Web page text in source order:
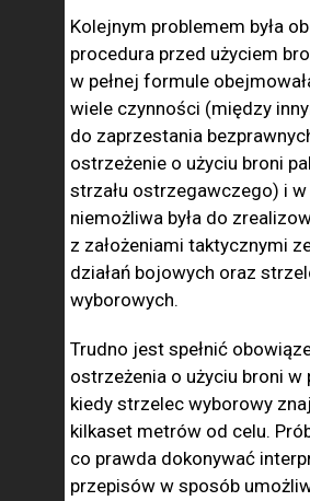
Kolejnym problemem była
procedura przed użyciem
w pełnej formule
wiele czynności (między
do zaprzestania
ostrzeżenie o użyciu broni
strzału ostrzegawczego) i
niemożliwa była do
z założeniami taktycznymi
działań bojowych oraz
wyborowych.
Trudno jest spełnić
ostrzeżenia o użyciu broni w
kiedy strzelec wyborowy
kilkaset metrów od celu.
co prawda dokonywać
przepisów w sposób